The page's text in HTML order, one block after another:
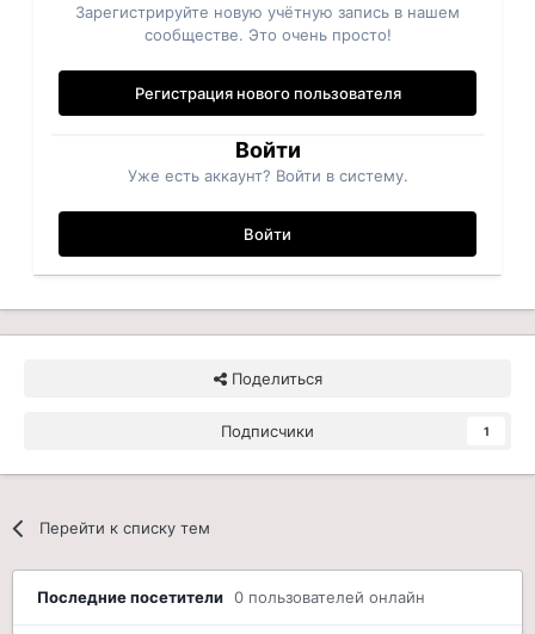
Зарегистрируйте новую учётную запись в нашем
сообществе. Это очень просто!
Регистрация нового пользователя
Войти
Уже есть аккаунт? Войти в систему.
Войти
Поделиться
Подписчики 1
Перейти к списку тем
Последние посетители 0 пользователей онлайн